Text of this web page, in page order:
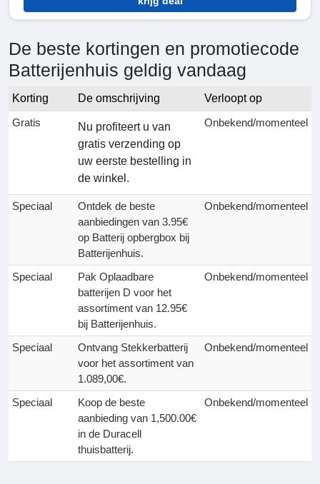
De beste kortingen en promotiecode
Batterijenhuis geldig vandaag
Korting De omschrijving
Verloopt op
Gratis
Nu profiteert u van
gratis verzending op
uw eerste bestelling in
de winkel.
Onbekend/momenteel
Speciaal
Ontdek de beste
aanbiedingen van 3.95€
op Batterij opbergbox bij
Batterijenhuis.
Onbekend/momenteel
Speciaal
Pak Oplaadbare
batterijen D voor het
assortiment van 12.95€
bij Batterijenhuis.
Onbekend/momenteel
Speciaal
Ontvang Stekkerbatterij
voor het assortiment van
1.089,00€.
Onbekend/momenteel
Speciaal
Koop de beste
aanbieding van 1,500.00€
in de Duracell
thuisbatterij.
Onbekend/momenteel